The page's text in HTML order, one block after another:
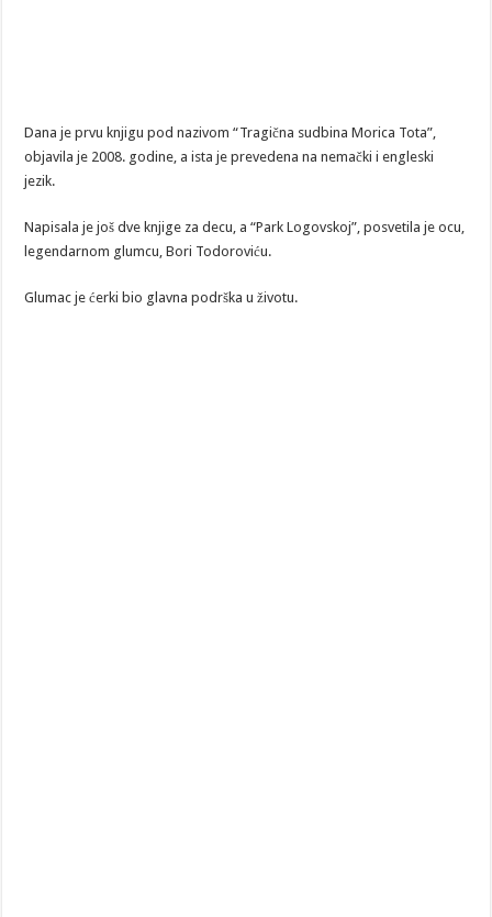
Dana je prvu knjigu pod nazivom “Tragična sudbina Morica Tota”,
objavila je 2008. godine, a ista je prevedena na nemački i engleski
jezik.
Napisala je još dve knjige za decu, a “Park Logovskoj”, posvetila je ocu,
legendarnom glumcu, Bori Todoroviću.
Glumac je ćerki bio glavna podrška u životu.